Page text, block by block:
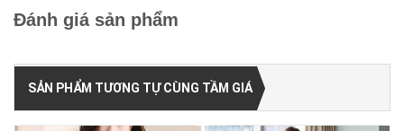
Đánh giá sản phẩm
SẢN PHẨM TƯƠNG TỰ CÙNG TẦM GIÁ